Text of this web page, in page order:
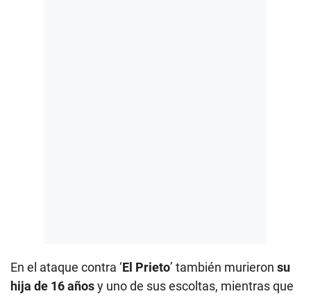
En el ataque contra ‘El Prieto’ también murieron su
hija de 16 añosy uno de sus escoltas, mientras que